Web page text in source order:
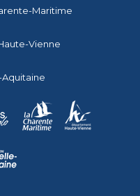
Maritime
Vienne